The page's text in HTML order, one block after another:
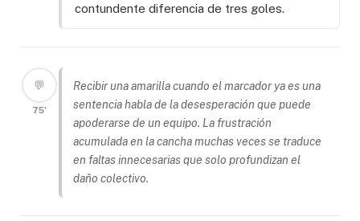
contundente diferencia de tres goles.
💬
75'
Recibir una amarilla cuando el marcador ya es una
sentencia habla de la desesperación que puede
apoderarse de un equipo. La frustración
acumulada en la cancha muchas veces se traduce
en faltas innecesarias que solo profundizan el
daño colectivo.